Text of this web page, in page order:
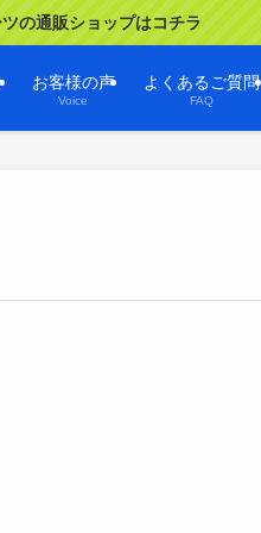
の通販ショップはコチラ
お客様の声
Voice
よくあるご質問
FAQ